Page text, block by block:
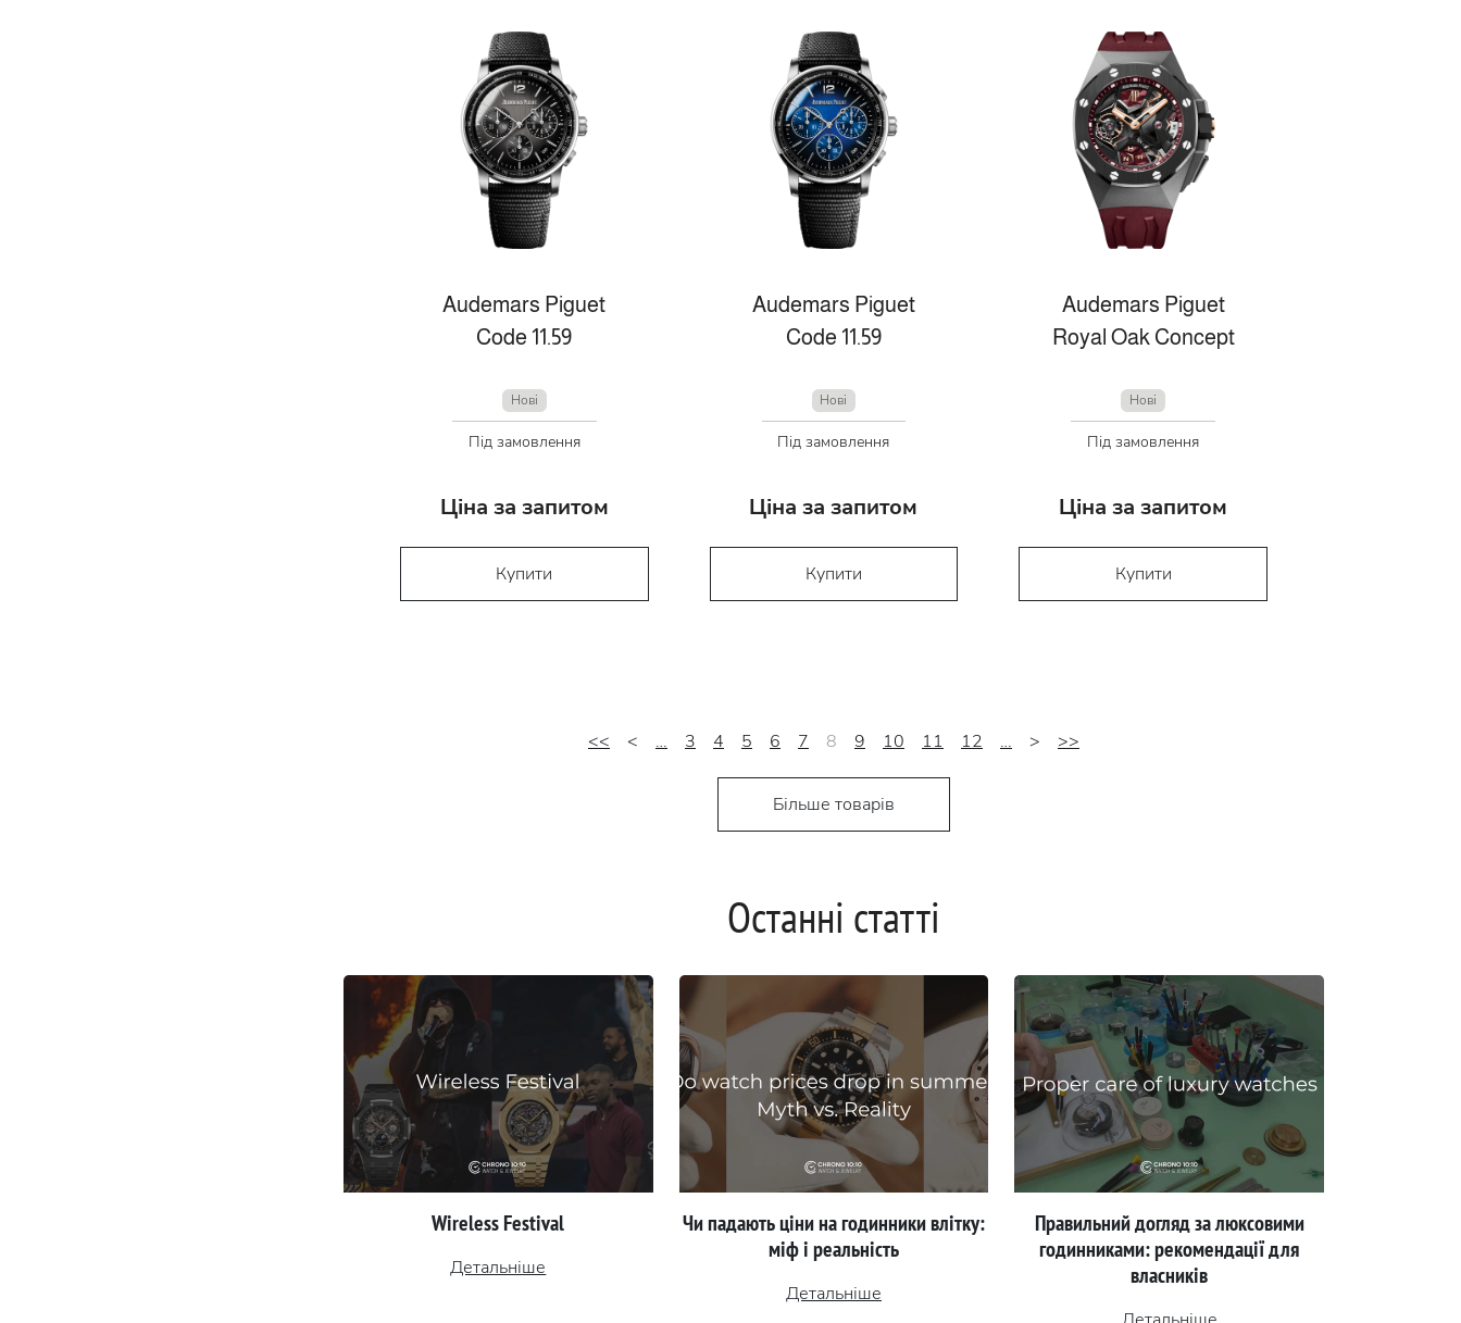
Audemars Piguet
Code 11.59
Нові
Під замовлення
Ціна за запитом
Купити
Audemars Piguet
Code 11.59
Нові
Під замовлення
Ціна за запитом
Купити
Audemars Piguet
Royal Oak Concept
Нові
Під замовлення
Ціна за запитом
Купити
<< < … 3 4 5 6 7 8 9 10 11 12 … > >>
Більше товарів
Останні статті
Wireless Festival
Детальніше
Чи падають ціни на годинники влітку:
міф і реальність
Детальніше
Правильний догляд за люксовими
годинниками: рекомендації для
власників